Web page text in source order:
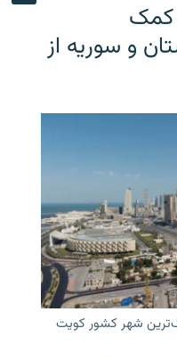
کمک
و سوریه از
شهر کشور کویت